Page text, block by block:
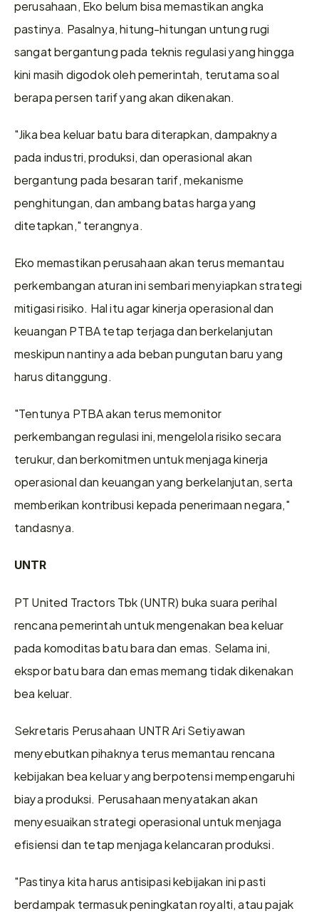
perusahaan, Eko belum bisa memastikan angka
pastinya. Pasalnya, hitung-hitungan untung rugi
sangat bergantung pada teknis regulasi yang hingga
kini masih digodok oleh pemerintah, terutama soal
berapa persen tarif yang akan dikenakan.
"Jika bea keluar batu bara diterapkan, dampaknya
pada industri, produksi, dan operasional akan
bergantung pada besaran tarif, mekanisme
penghitungan, dan ambang batas harga yang
ditetapkan," terangnya.
Eko memastikan perusahaan akan terus memantau
perkembangan aturan ini sembari menyiapkan strategi
mitigasi risiko. Hal itu agar kinerja operasional dan
keuangan PTBA tetap terjaga dan berkelanjutan
meskipun nantinya ada beban pungutan baru yang
harus ditanggung.
"Tentunya PTBA akan terus memonitor
perkembangan regulasi ini, mengelola risiko secara
terukur, dan berkomitmen untuk menjaga kinerja
operasional dan keuangan yang berkelanjutan, serta
memberikan kontribusi kepada penerimaan negara,"
tandasnya.
UNTR
PT United Tractors Tbk (UNTR) buka suara perihal
rencana pemerintah untuk mengenakan bea keluar
pada komoditas batu bara dan emas. Selama ini,
ekspor batu bara dan emas memang tidak dikenakan
bea keluar.
Sekretaris Perusahaan UNTR Ari Setiyawan
menyebutkan pihaknya terus memantau rencana
kebijakan bea keluar yang berpotensi mempengaruhi
biaya produksi. Perusahaan menyatakan akan
menyesuaikan strategi operasional untuk menjaga
efisiensi dan tetap menjaga kelancaran produksi.
"Pastinya kita harus antisipasi kebijakan ini pasti
berdampak termasuk peningkatan royalti, atau pajak